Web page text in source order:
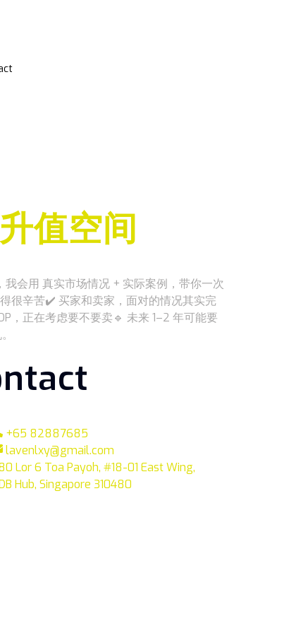
值空间
会用 真实市场情况 + 实际案例，带你一次
很辛苦✔️ 买家和卖家，面对的情况其实完
，正在考虑要不要卖🔹 未来 1–2 年可能要
+65 82887685
lavenlxy@gmail.com
Lor 6 Toa Payoh, #18-01 East Wing,
Hub, Singapore 310480